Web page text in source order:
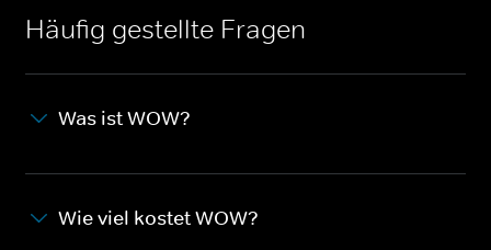
Häufig gestellte Fragen
Was ist WOW?
Wie viel kostet WOW?